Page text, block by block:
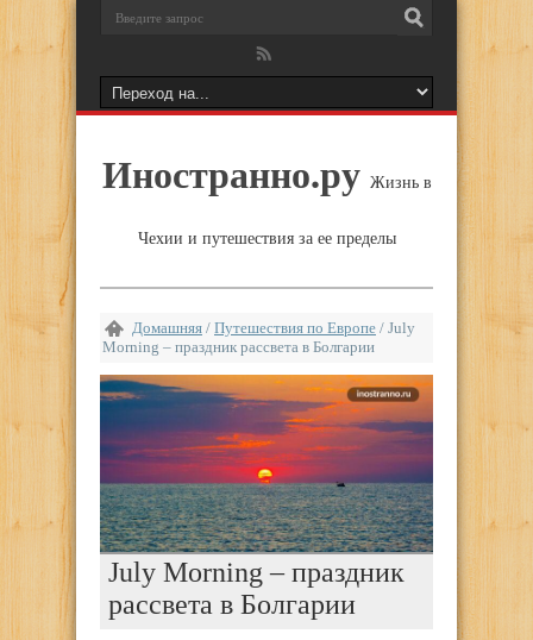
Иностранно.ру Жизнь в
Чехии и путешествия за ее пределы
Домашняя / Путешествия по Европе / July
Morning – праздник рассвета в Болгарии
July Morning – праздник
рассвета в Болгарии